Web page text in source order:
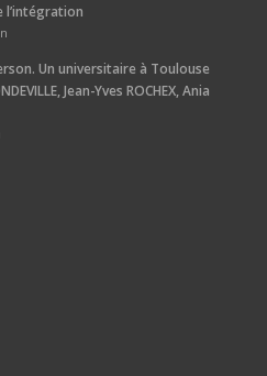
l’intégration
Un universitaire à Toulouse
Jean-Yves ROCHEX, Ania